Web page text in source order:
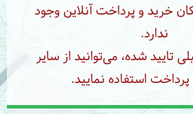
خرید و پرداخت آنلاین وجود
ندارد.
تایید شده، می‌توانید از سایر
استفاده نمایید.